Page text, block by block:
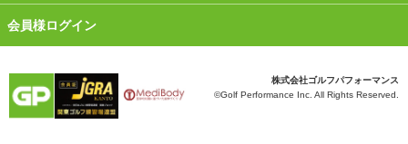
会員様ログイン
株式会社ゴルフパフォーマンス
©Golf Performance Inc. All Rights Reserved.